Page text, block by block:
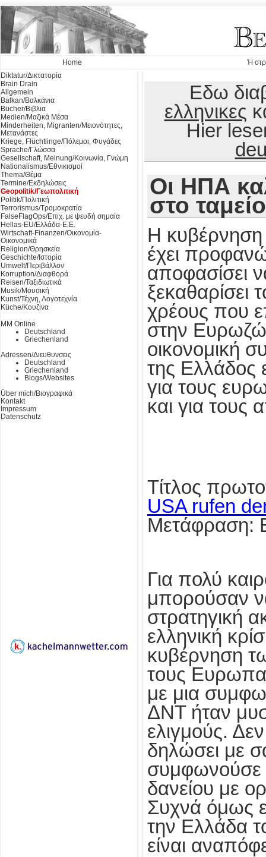
Home
Ή
Diktatur/Δικτατορία
Brain Drain
Allgemein
Balkan/Βαλκάνια
Bücher/Βιβλια
Medien/Μαζικά Μέσα
Minderheiten, Migranten/Μειονότητες,
Μετανάστες
Kriege, Flüchtlinge/Πόλεμοι, Φυγάδες
Sprache/Γλώσσα
Gesellschaft, Meinung/Κοινωνία, Γνώμη
Nationalismus/Εθνικισμοί
Thema/Θέμα
Termine/Εκδηλώσεις
Geopolitik/Γεωπολιτική
Politik/Πολιτική
Terrorismus/Τρομοκρατία
FalseFlagOps/Επιχ. με ψευδή σημαία
Hellas-EU/Ελλάδα-Ε.Ε.
Wirtschaft-Finanzen/Οικονομία-
Οικονομικά
Religion/Θρησκεία
Geschichte/Ιστορία
Umwelt/Περιβάλλον
Korruption/Διαφθορά
Reisen/Ταξιδιωτικά
Musik/Μουσική
Kunst/Τέχνη, Λογοτεχνία
Küche/Κουζίνα
MM Online
Deutschland
Griechenland
Adressen/Διευθυνσεις
Deutschland
Griechenland
Blogs/Websites
Über mich/Βιογραφικά
Kontakt
Impressum
Datenschutz
Εδω
ελληνικες
Hier
Οι ΗΠΑ
στο ταμείο
Η
έχει
αποφασίσει
ξεκαθαρίσει
χρέους που
στην
οικονομική
της Ελλάδος
για τους
και για τους
Τίτλος
USA rufen
Μετάφραση:
Για πολύ
μπορούσαν
στρατηγική
ελληνική
κυβέρνηση
τους
με μια
ΔΝΤ ήταν
ελιγμούς.
δηλώσει με
συμφωνούσε
δανείου με
Συχνά όμως
την Ελλάδα
είναι